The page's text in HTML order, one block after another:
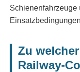
Schienenfahrzeuge
Zu
Railway-